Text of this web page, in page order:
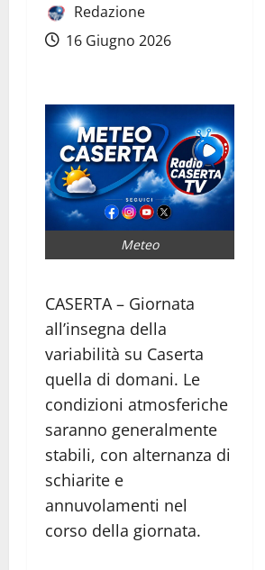
Redazione
16 Giugno 2026
Meteo
CASERTA – Giornata
all’insegna della
variabilità su Caserta
quella di domani. Le
condizioni atmosferiche
saranno generalmente
stabili, con alternanza di
schiarite e
annuvolamenti nel
corso della giornata.